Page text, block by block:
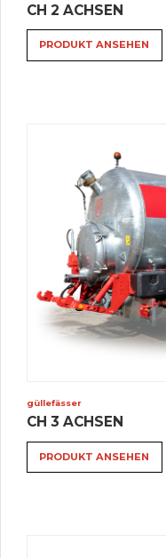
CH 2 ACHSEN
PRODUKT ANSEHEN
güllefässer
CH 3 ACHSEN
PRODUKT ANSEHEN